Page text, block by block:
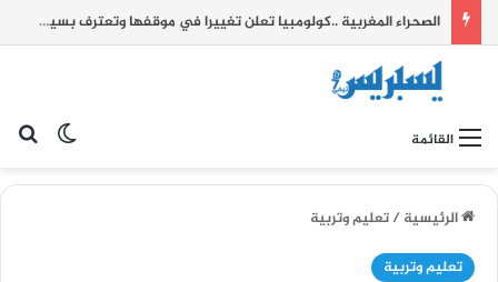
الصحراء المغربية ..كولومبيا تعلن تغييرا في موقفها وتعترف بسيادة المغرب على صحرائه
القائمة
الرئيسية/تعليم وتربية
تعليم وتربية